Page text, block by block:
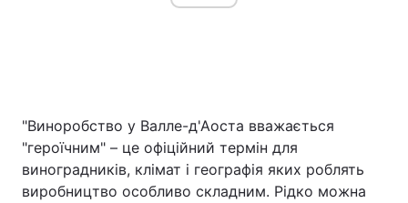
"Виноробство у Валле-д'Аоста вважається
"героїчним" – це офіційний термін для
виноградників, клімат і географія яких роблять
виробництво особливо складним. Рідко можна